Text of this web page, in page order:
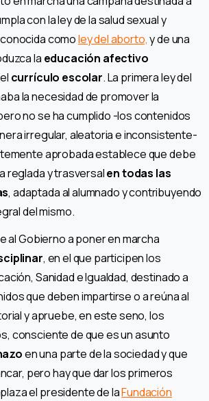
con la ley de la salud sexual y
comoley del aborto,y de una
la educación afectivo
currículo escolar. La primera ley del
la necesidad de promover la
no se ha cumplido -los contenidos
irregular, aleatoria e inconsistente-
aprobada establece que debe
reglada y trasversalen todas las
, adaptada al alumnado y contribuyendo
del mismo.
al Gobierno a poner en marcha
, en el que participen los
Sanidad e Igualdad, destinado a
que deben impartirse o a reúna al
y apruebe, en este seno, los
consciente de que es un asunto
en una parte de la sociedad y que
pero hay que dar los primeros
el presidente de laFundación